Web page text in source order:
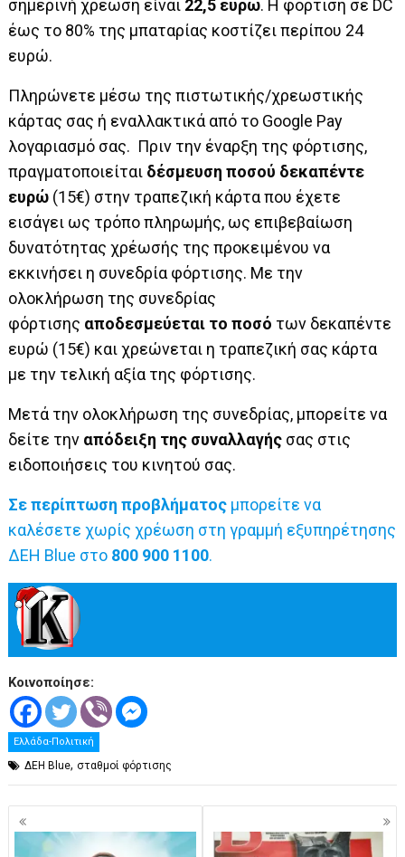
σημερινή χρέωση είναι 22,5 ευρώ. Η φόρτιση σε DC
έως το 80% της μπαταρίας κοστίζει περίπου 24
ευρώ.
Πληρώνετε μέσω της πιστωτικής/χρεωστικής
κάρτας σας ή εναλλακτικά από το Google Pay
λογαριασμό σας. Πριν την έναρξη της φόρτισης,
πραγματοποιείται δέσμευση ποσού δεκαπέντε
ευρώ (15€) στην τραπεζική κάρτα που έχετε
εισάγει ως τρόπο πληρωμής, ως επιβεβαίωση
δυνατότητας χρέωσής της προκειμένου να
εκκινήσει η συνεδρία φόρτισης. Με την
ολοκλήρωση της συνεδρίας
φόρτισης αποδεσμεύεται το ποσό των δεκαπέντε
ευρώ (15€) και χρεώνεται η τραπεζική σας κάρτα
με την τελική αξία της φόρτισης.
Μετά την ολοκλήρωση της συνεδρίας, μπορείτε να
δείτε την απόδειξη της συναλλαγής σας στις
ειδοποιήσεις του κινητού σας.
Σε περίπτωση προβλήματος μπορείτε να
καλέσετε χωρίς χρέωση στη γραμμή εξυπηρέτησης
ΔΕΗ Blue στο 800 900 1100.
Κοινοποίησε:
Ελλάδα-Πολιτική
ΔΕΗ Blue,σταθμοί φόρτισης
Πλοήγηση
άρθρων